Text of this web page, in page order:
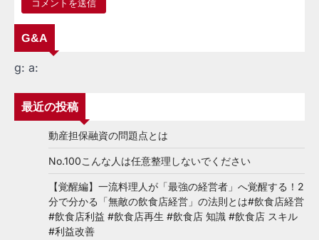
G&A
g: a:
最近の投稿
動産担保融資の問題点とは
No.100こんな人は任意整理しないでください
【覚醒編】一流料理人が「最強の経営者」へ覚醒する！2
分で分かる「無敵の飲食店経営」の法則とは#飲食店経営
#飲食店利益 #飲食店再生 #飲食店 知識 #飲食店 スキル
#利益改善